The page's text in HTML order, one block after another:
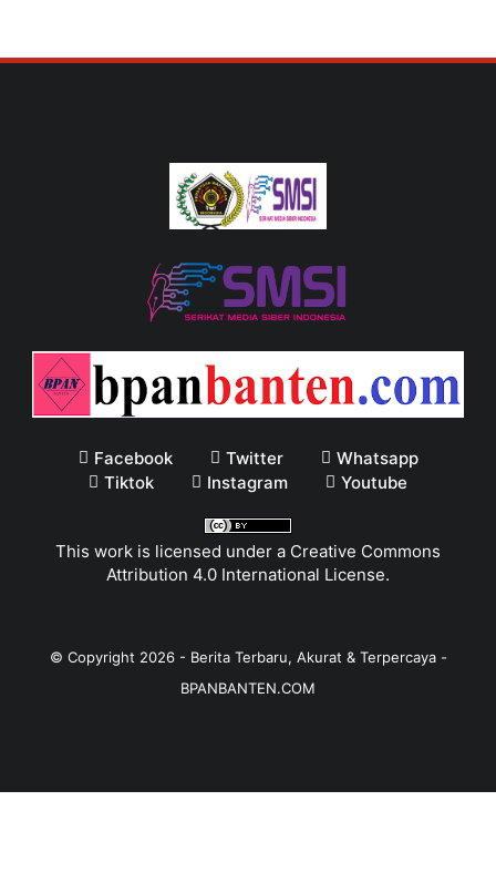
Facebook Twitter
Whatsapp
Tiktok
Instagram Youtube
This work is licensed under a Creative Commons
Attribution 4.0 International License.
© Copyright 2026- Berita Terbaru, Akurat & Terpercaya -
BPANBANTEN.COM